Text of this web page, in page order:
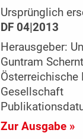
Ursprünglich
DF 04|2013
Herausgeber:
Guntram
Österreichische
Gesellschaft
Zur Ausgabe »